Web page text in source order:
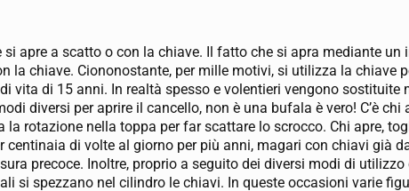
apre a scatto o con la chiave. Il fatto che si apra mediante un
la chiave. Ciononostante, per mille motivi, si utilizza la chiave
vita di 15 anni. In realtà spesso e volentieri vengono sostituite
diversi per aprire il cancello, non è una bufala è vero! C’è chi
rotazione nella toppa per far scattare lo scrocco. Chi apre,
di volte al giorno per più anni, magari con chiavi già
precoce. Inoltre, proprio a seguito dei diversi modi di utilizzo
si spezzano nel cilindro le chiavi. In queste occasioni varie